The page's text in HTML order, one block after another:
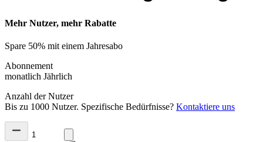
Mehr Nutzer, mehr Rabatte
Spare 50% mit einem Jahresabo
Abonnement
monatlich Jährlich
Anzahl der Nutzer
Bis zu 1000 Nutzer. Spezifische Bedürfnisse? Kontaktiere uns